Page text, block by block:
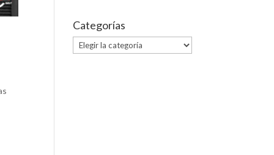
Categorías
Categorías